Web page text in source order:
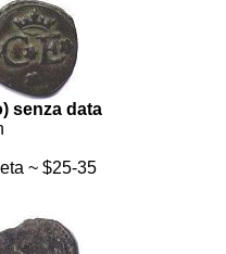
senza data
~ $25-35